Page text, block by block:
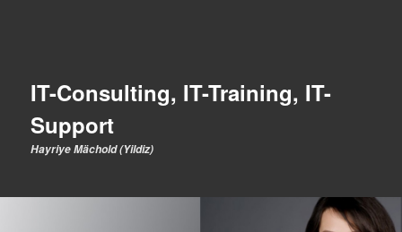
IT-Consulting, IT-Training, IT-
Support
Hayriye Mächold (Yildiz)